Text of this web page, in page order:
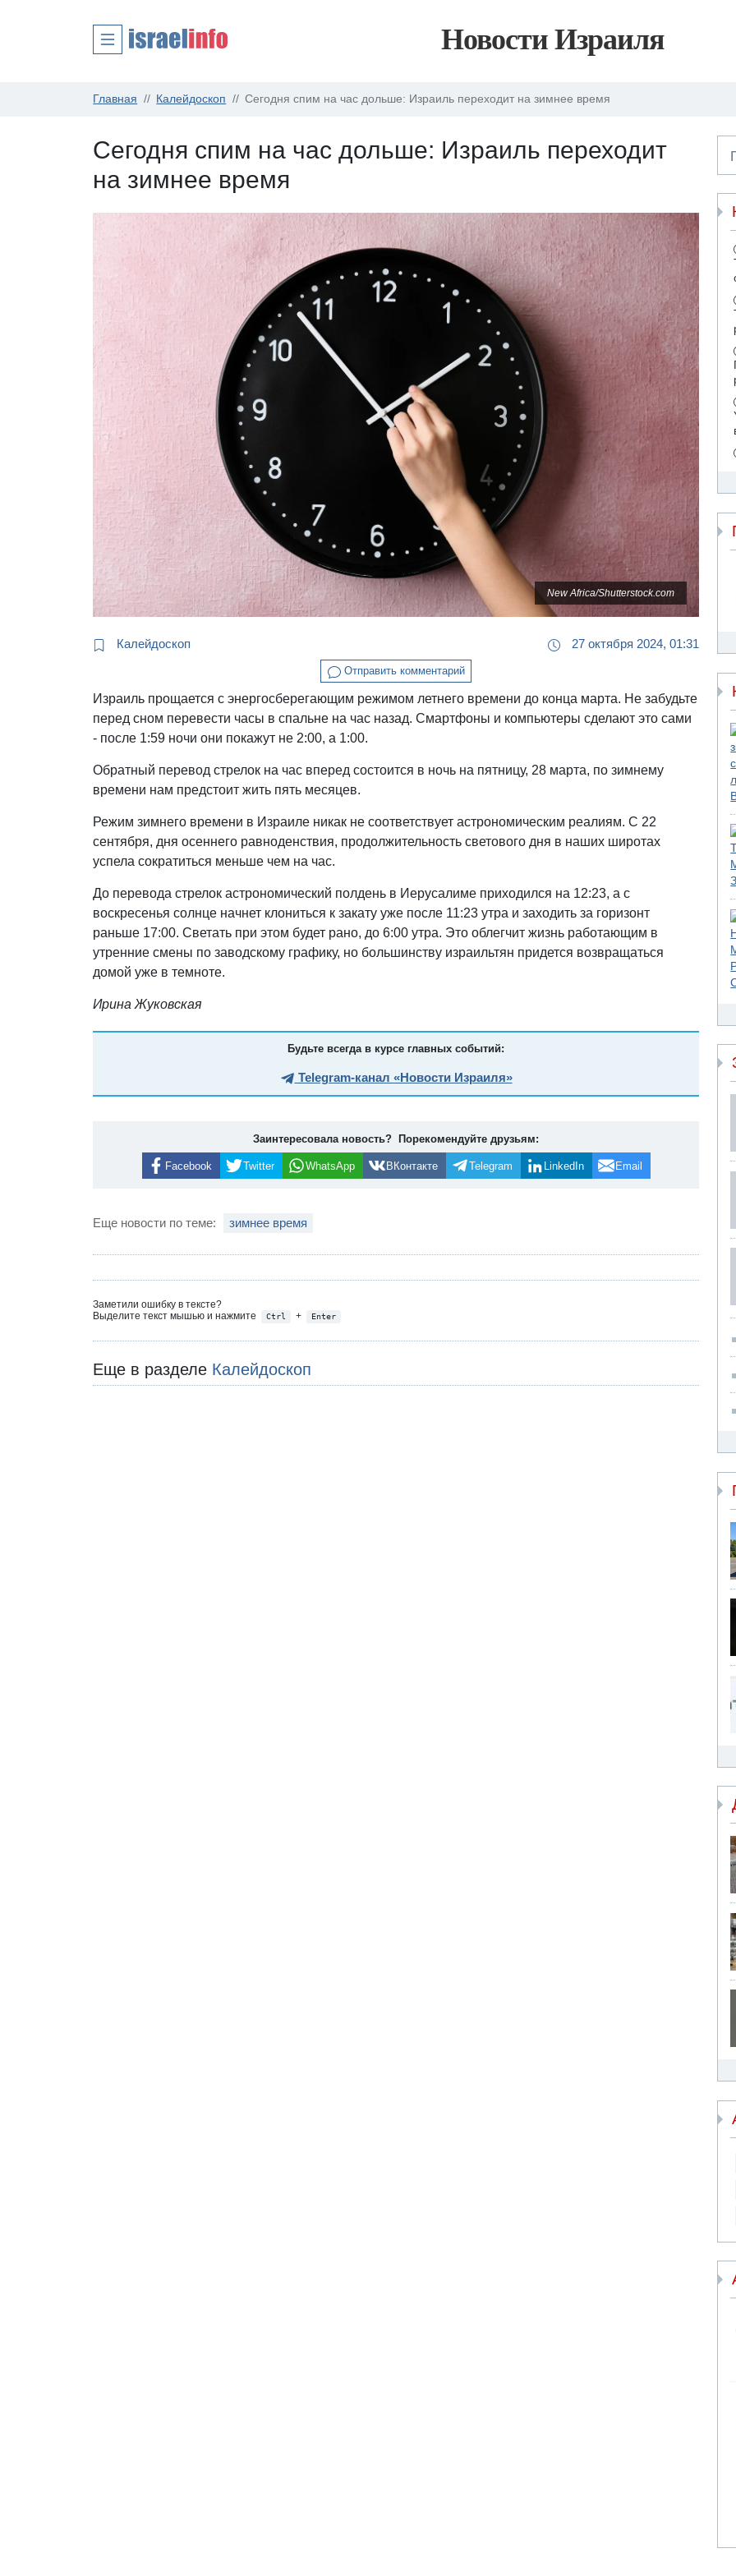
Новости Израиля
Главная Калейдоскоп Сегодня спим на час дольше: Израиль переходит на зимнее время
Сегодня спим на час дольше: Израиль переходит
на зимнее время
New Africa/Shutterstock.com
Калейдоскоп 27 октября 2024, 01:31
Отправить комментарий
Израиль прощается с энергосберегающим режимом летнего времени до конца марта. Не забудьте
перед сном перевести часы в спальне на час назад. Смартфоны и компьютеры сделают это сами
- после 1:59 ночи они покажут не 2:00, а 1:00.
Обратный перевод стрелок на час вперед состоится в ночь на пятницу, 28 марта, по зимнему
времени нам предстоит жить пять месяцев.
Режим зимнего времени в Израиле никак не соответствует астрономическим реалиям. С 22
сентября, дня осеннего равноденствия, продолжительность светового дня в наших широтах
успела сократиться меньше чем на час.
До перевода стрелок астрономический полдень в Иерусалиме приходился на 12:23, а с
воскресенья солнце начнет клониться к закату уже после 11:23 утра и заходить за горизонт
раньше 17:00. Светать при этом будет рано, до 6:00 утра. Это облегчит жизнь работающим в
утренние смены по заводскому графику, но большинству израильтян придется возвращаться
домой уже в темноте.
Ирина Жуковская
Будьте всегда в курсе главных событий:
Telegram-канал «Новости Израиля»
Заинтересовала новость? Порекомендуйте друзьям:
Facebook Twitter WhatsApp ВКонтакте Telegram LinkedIn Email
Еще новости по теме: зимнее время
Заметили ошибку в тексте?
Выделите текст мышью и нажмите
Ctrl + Enter
Еще в разделе Калейдоскоп